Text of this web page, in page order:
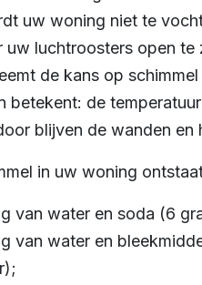
uw woning niet te
luchtroosters open
de kans op
betekent: de
blijven de wanden
in uw woning
van water en soda (6
van water en